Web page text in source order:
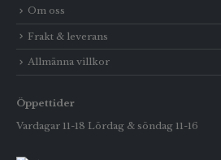
Om oss
Frakt & leverans
Allmänna villkor
Öppettider
Vardagar 11-18 Lördag & söndag 11-16